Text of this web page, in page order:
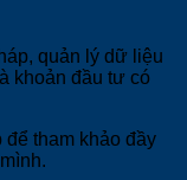
quản lý dữ liệu
khoản đầu tư có
để tham khảo đầy